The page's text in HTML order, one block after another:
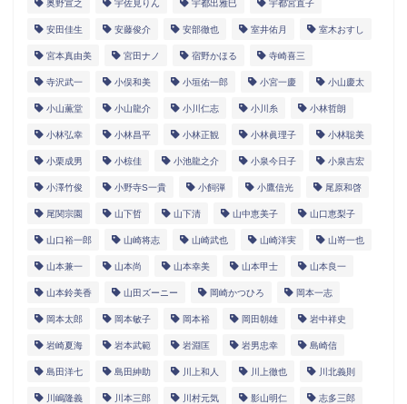
奥野宣之 宇佐見りん 宇都出雅巳 宇都宮直子
安田佳生 安藤俊介 安部徹也 室井佑月 室木おすし
宮本真由美 宮田ナノ 宿野かほる 寺崎喜三
寺沢武一 小俣和美 小垣佑一郎 小宮一慶 小山慶太
小山薫堂 小山龍介 小川仁志 小川糸 小林哲朗
小林弘幸 小林昌平 小林正観 小林眞理子 小林聡美
小栗成男 小椋佳 小池龍之介 小泉今日子 小泉吉宏
小澤竹俊 小野寺S一貴 小飼弾 小鷹信光 尾原和啓
尾関宗園 山下哲 山下清 山中恵美子 山口恵梨子
山口裕一郎 山崎将志 山崎武也 山崎洋実 山嵜一也
山本兼一 山本尚 山本幸美 山本甲士 山本良一
山本鈴美香 山田ズーニー 岡崎かつひろ 岡本一志
岡本太郎 岡本敏子 岡本裕 岡田朝雄 岩中祥史
岩崎夏海 岩本武範 岩淵匡 岩男忠幸 島崎信
島田洋七 島田紳助 川上和人 川上徹也 川北義則
川嶋隆義 川本三郎 川村元気 影山明仁 志多三郎